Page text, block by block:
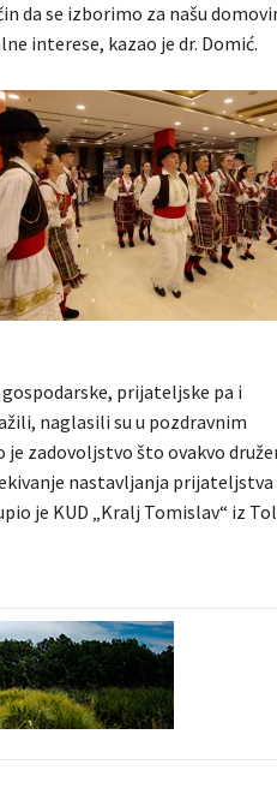
da se izborimo za našu
interese, kazao je dr. Domić.
prijateljske pa i
naglasili su u pozdravnim
zadovoljstvo što ovakvo
nastavljanja prijateljstva
je KUD „Kralj Tomislav“ iz